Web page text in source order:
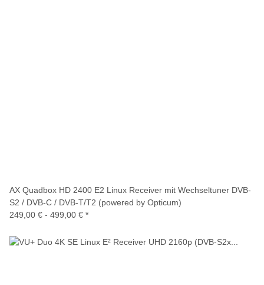
AX Quadbox HD 2400 E2 Linux Receiver mit Wechseltuner DVB-
S2 / DVB-C / DVB-T/T2 (powered by Opticum)
249,00 € - 499,00 € *